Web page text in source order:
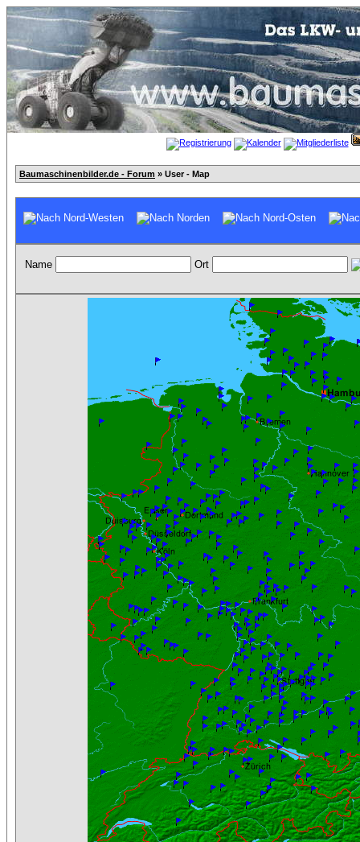
Baumaschinenbilder.de - Forum » User - Map
Name Ort